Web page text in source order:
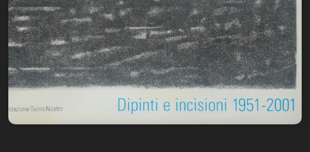
Attualità & Studi
Collana di Lugano
Cymbae
EJO- European Journalism Observatory